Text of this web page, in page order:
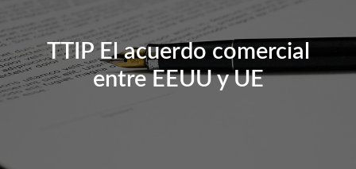
TTIP El acuerdo comercial
entre EEUU y UE